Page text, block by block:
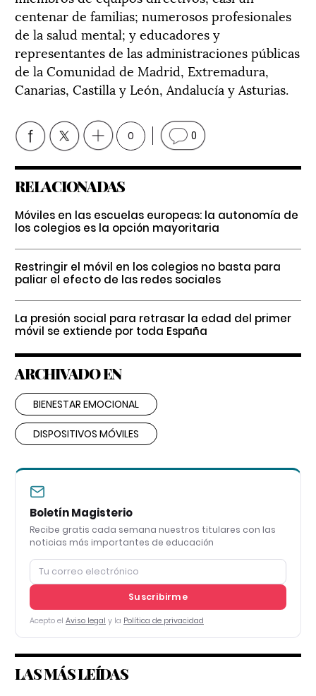
centenar de familias; numerosos profesionales
de la salud mental; y educadores y
representantes de las administraciones públicas
de la Comunidad de Madrid, Extremadura,
Canarias, Castilla y León, Andalucía y Asturias.
0 0
RELACIONADAS
Móviles en las escuelas europeas: la autonomía de
los colegios es la opción mayoritaria
Restringir el móvil en los colegios no basta para
paliar el efecto de las redes sociales
La presión social para retrasar la edad del primer
móvil se extiende por toda España
ARCHIVADO EN
BIENESTAR EMOCIONAL
DISPOSITIVOS MÓVILES
Boletín Magisterio
Recibe gratis cada semana nuestros titulares con las
noticias más importantes de educación
Suscribirme
Acepto el Aviso legal y la Política de privacidad
LAS MÁS LEÍDAS